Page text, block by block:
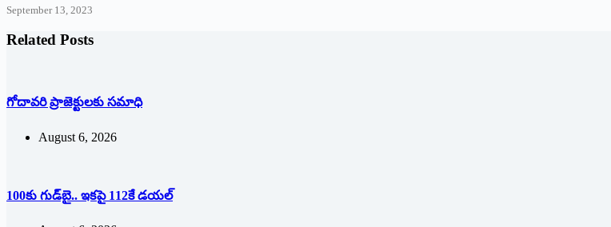
September 13, 2023
Related Posts
గోదావరి ప్రాజెక్టులకు సమాధి
August 6, 2026
100కు గుడ్‌బై.. ఇకపై 112కే డయల్